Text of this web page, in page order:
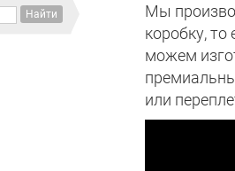
Мы
коробку,
можем
или